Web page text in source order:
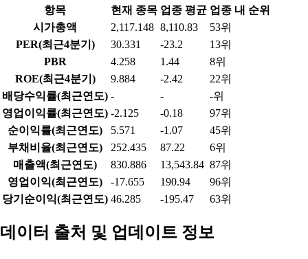
항목 현재 종목 업종 평균 업종 내 순위
시가총액
2,117.148 8,110.83
53위
PER(최근4분기)
30.331 -23.2
13위
PBR
4.258 1.44
8위
ROE(최근4분기)
9.884 -2.42
22위
배당수익률(최근연도) - -
-위
영업이익률(최근연도) -2.125 -0.18
97위
순이익률(최근연도)
5.571 -1.07
45위
부채비율(최근연도)
252.435 87.22
6위
매출액(최근연도)
830.886 13,543.84 87위
영업이익(최근연도)
-17.655 190.94
96위
당기순이익(최근연도) 46.285 -195.47 63위
데이터 출처 및 업데이트 정보